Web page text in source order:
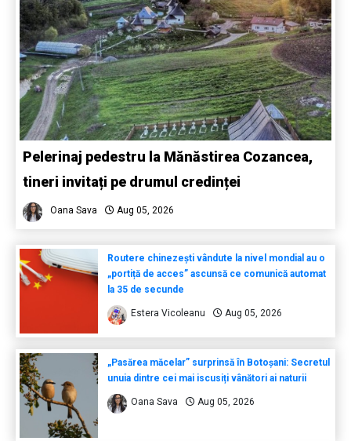
Pelerinaj pedestru la Mănăstirea Cozancea,
tineri invitați pe drumul credinței
Oana Sava Aug 05, 2026
Routere chinezești vândute la nivel mondial au o
„portiță de acces” ascunsă ce comunică automat
la 35 de secunde
Estera Vicoleanu Aug 05, 2026
„Pasărea măcelar” surprinsă în Botoșani: Secretul
unuia dintre cei mai iscusiți vânători ai naturii
Oana Sava Aug 05, 2026